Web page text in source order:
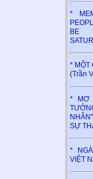
*
BE
* MỘT
(Trần
* MƠ
SỰ
*
VIỆT